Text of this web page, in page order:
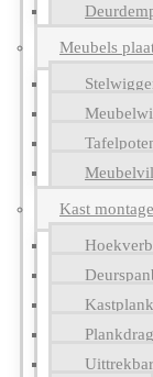
Meubels
Kast montage